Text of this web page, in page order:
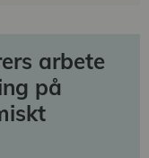
arbete
på